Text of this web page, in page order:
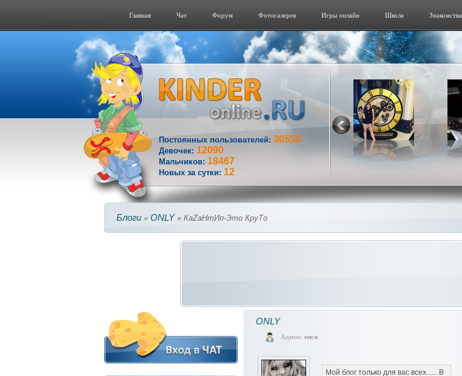
Главная Чат Форум Фотогалерeя Игры онлайн Школа Знакомства
Постоянных пользователей: 30558
Девочек: 12090
Мальчиков: 18467
Новых за сутки: 12
Блоги » ONLY » КаZаНтИп-Это КруТо
ONLY
Админ: енси
Мой блог только для вас всех...... В